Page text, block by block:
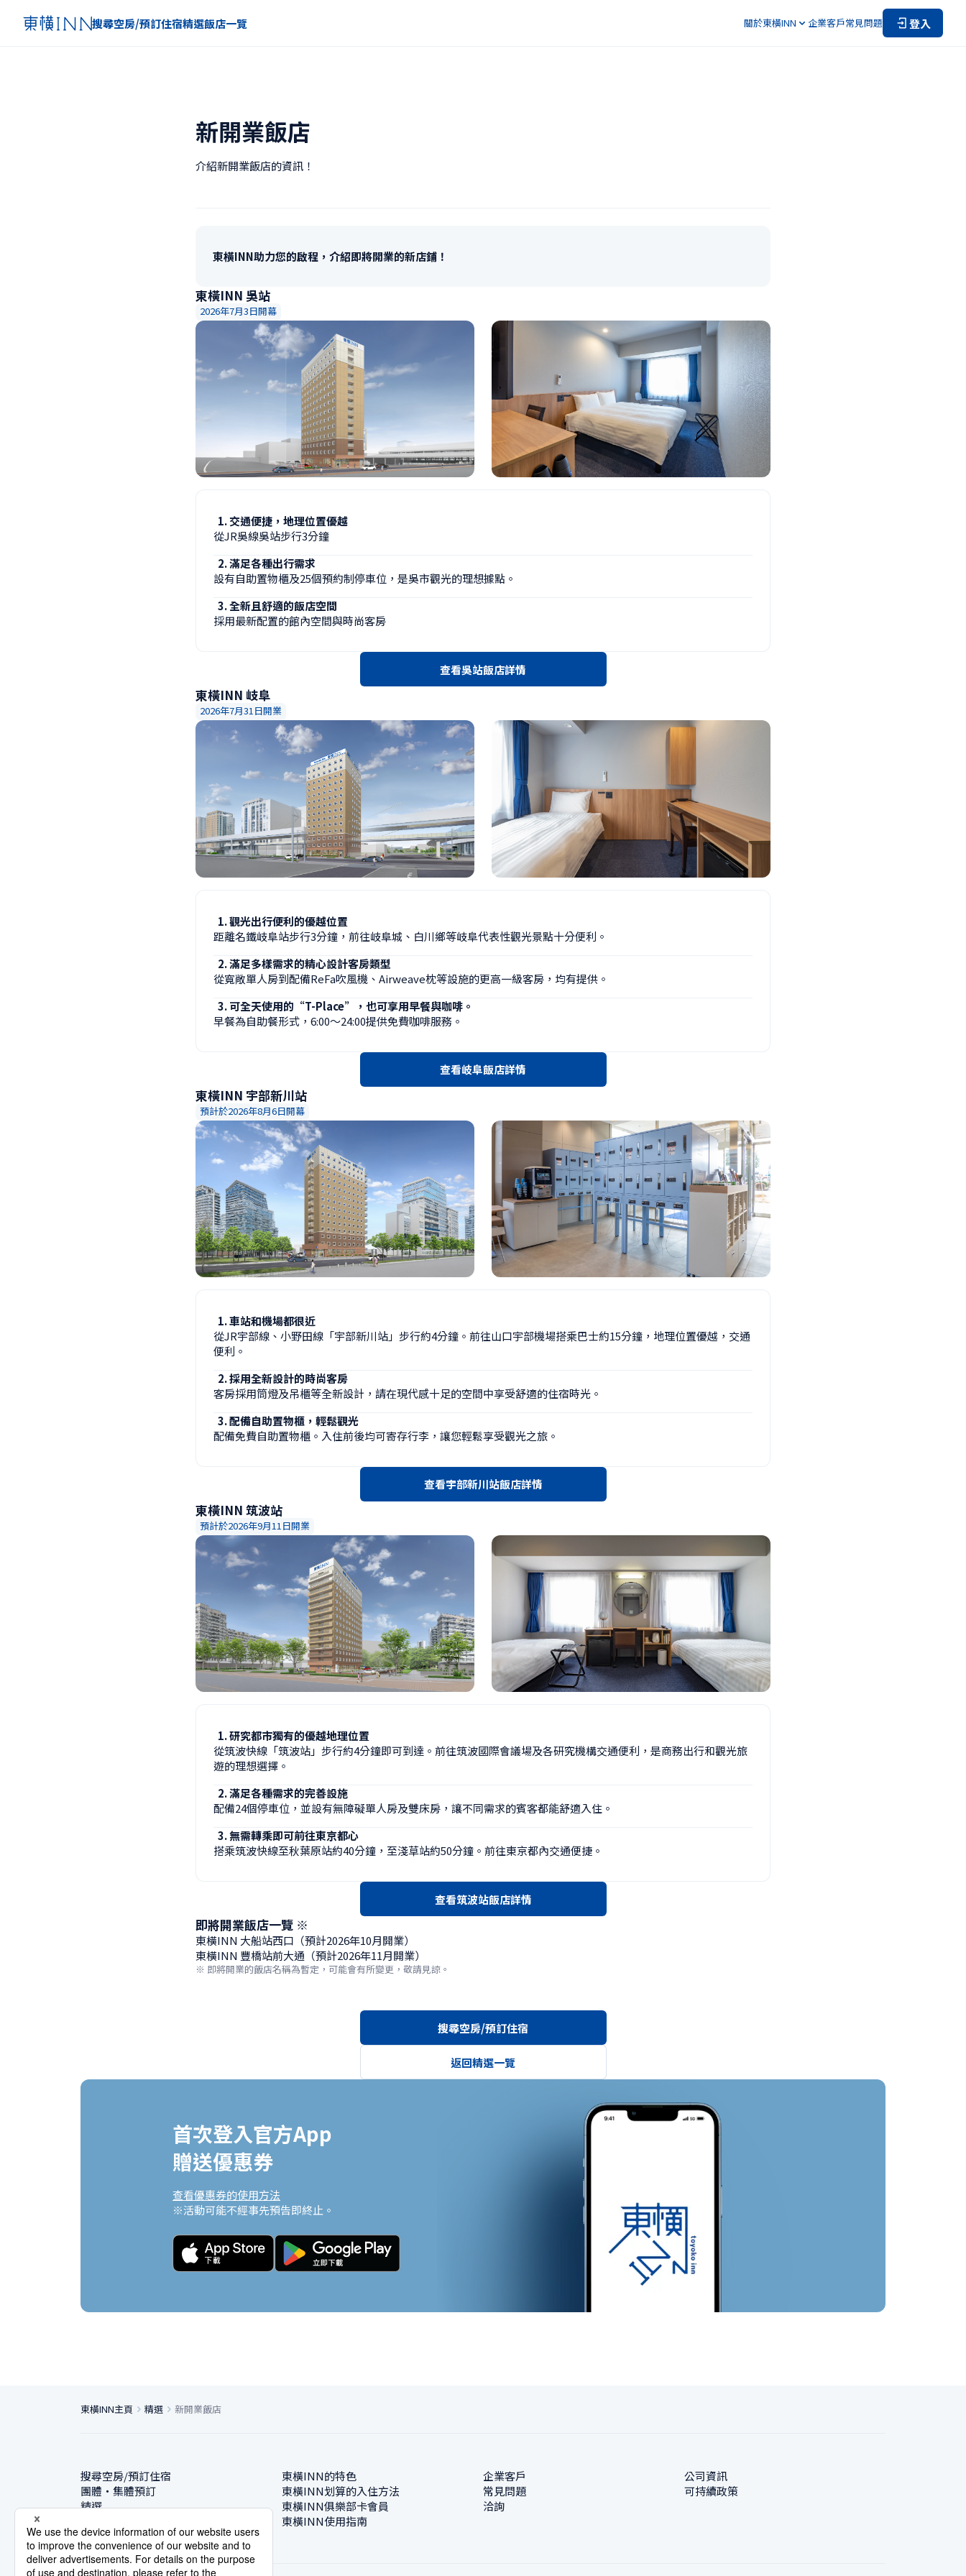
搜尋空房/預訂住宿精選飯店一覽 關於東橫INN 企業客戶常見問題 登入
新開業飯店
介紹新開業飯店的資訊！
東橫INN助力您的啟程，介紹即將開業的新店鋪！
東橫INN 吳站
2026年7月3日開幕
交通便捷，地理位置優越
從JR吳線吳站步行3分鐘
滿足各種出行需求
設有自助置物櫃及25個預約制停車位，是吳市觀光的理想據點。
全新且舒適的飯店空間
採用最新配置的館內空間與時尚客房
查看吳站飯店詳情
東橫INN 岐阜
2026年7月31日開業
觀光出行便利的優越位置
距離名鐵岐阜站步行3分鐘，前往岐阜城、白川鄉等岐阜代表性觀光景點十分便利。
滿足多樣需求的精心設計客房類型
從寬敞單人房到配備ReFa吹風機、Airweave枕等設施的更高一級客房，均有提供。
可全天使用的“T-Place”，也可享用早餐與咖啡。
早餐為自助餐形式，6:00～24:00提供免費咖啡服務。
查看岐阜飯店詳情
東橫INN 宇部新川站
預計於2026年8月6日開幕
車站和機場都很近
從JR宇部線、小野田線「宇部新川站」步行約4分鐘。前往山口宇部機場搭乘巴士約15分鐘，地理位置優越，交通
便利。
採用全新設計的時尚客房
客房採用筒燈及吊櫃等全新設計，請在現代感十足的空間中享受舒適的住宿時光。
配備自助置物櫃，輕鬆觀光
配備免費自助置物櫃。入住前後均可寄存行李，讓您輕鬆享受觀光之旅。
查看宇部新川站飯店詳情
東橫INN 筑波站
預計於2026年9月11日開業
研究都市獨有的優越地理位置
從筑波快線「筑波站」步行約4分鐘即可到達。前往筑波國際會議場及各研究機構交通便利，是商務出行和觀光旅
遊的理想選擇。
滿足各種需求的完善設施
配備24個停車位，並設有無障礙單人房及雙床房，讓不同需求的賓客都能舒適入住。
無需轉乘即可前往東京都心
搭乘筑波快線至秋葉原站約40分鐘，至淺草站約50分鐘。前往東京都內交通便捷。
查看筑波站飯店詳情
即將開業飯店一覽 ※
東橫INN 大船站西口（預計2026年10月開業）
東橫INN 豐橋站前大通（預計2026年11月開業）
※ 即將開業的飯店名稱為暫定，可能會有所變更，敬請見諒。
搜尋空房/預訂住宿
返回精選一覽
首次登入官方App
贈送優惠券
查看優惠券的使用方法
※活動可能不經事先預告即終止。
東橫INN主頁 精選 新開業飯店
搜尋空房/預訂住宿
團體・集體預訂
精選
東橫INN的特色
東橫INN划算的入住方法
東橫INN俱樂部卡會員
東橫INN使用指南
企業客戶
常見問題
洽詢
公司資訊
可持續政策